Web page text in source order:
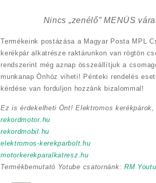
Nincs „zenélő” MENÜS
Termékeink postázása a Magyar Posta MPL
kerékpár alkatrésze raktárunkon van rögtön
rendszerint még aznap összeállítjuk a
munkanap Önhöz viheti! Pénteki rendelés
kérdése van forduljon hozzánk bizalommal!
Ez is érdekelheti Önt! Elektromos
rekordmotor.hu
rekordmobil.hu
elektromos-kerekparbolt.hu
motorkerekparalkatresz.hu
Termékbemutató Yotube csatornánk: RM